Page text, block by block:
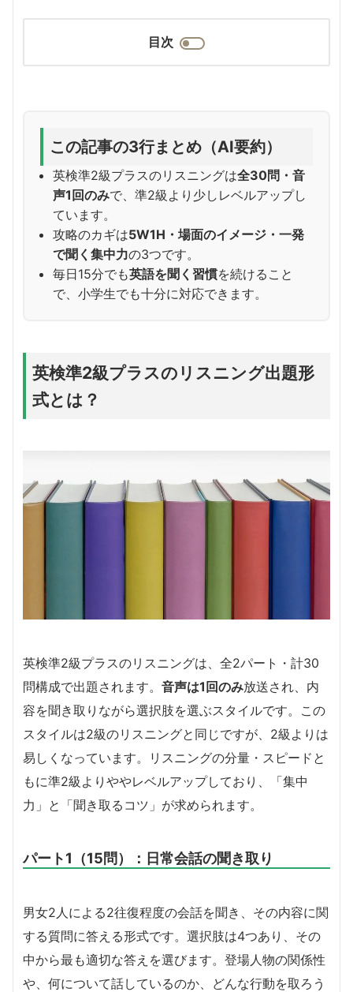
目次
この記事の3行まとめ（AI要約）
英検準2級プラスのリスニングは全30問・音
声1回のみで、準2級より少しレベルアップし
ています。
攻略のカギは5W1H・場面のイメージ・一発
で聞く集中力の3つです。
毎日15分でも英語を聞く習慣を続けること
で、小学生でも十分に対応できます。
英検準2級プラスのリスニング出題形
式とは？
英検準2級プラスのリスニングは、全2パート・計30
問構成で出題されます。 音声は1回のみ放送され、内
容を聞き取りながら選択肢を選ぶスタイルです。この
スタイルは2級のリスニングと同じですが、2級よりは
易しくなっています。リスニングの分量・スピードと
もに準2級よりややレベルアップしており、「集中
力」と「聞き取るコツ」が求められます。
パート1（15問）：日常会話の聞き取り
男女2人による2往復程度の会話を聞き、その内容に関
する質問に答える形式です。選択肢は4つあり、その
中から最も適切な答えを選びます。登場人物の関係性
や、何について話しているのか、どんな行動を取ろう